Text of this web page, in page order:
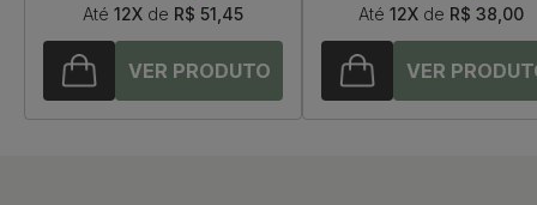
Até 12X de R$ 51,45 Até 12X de R$ 38,00